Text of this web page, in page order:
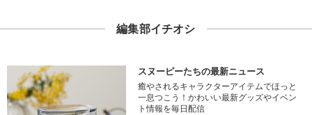
編集部イチオシ
スヌーピーたちの最新ニュース
癒やされるキャラクターアイテムでほっと
一息つこう！かわいい最新グッズやイベン
ト情報を毎日配信